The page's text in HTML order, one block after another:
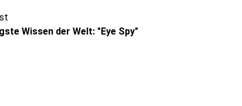
Wissen der Welt: "Eye Spy"